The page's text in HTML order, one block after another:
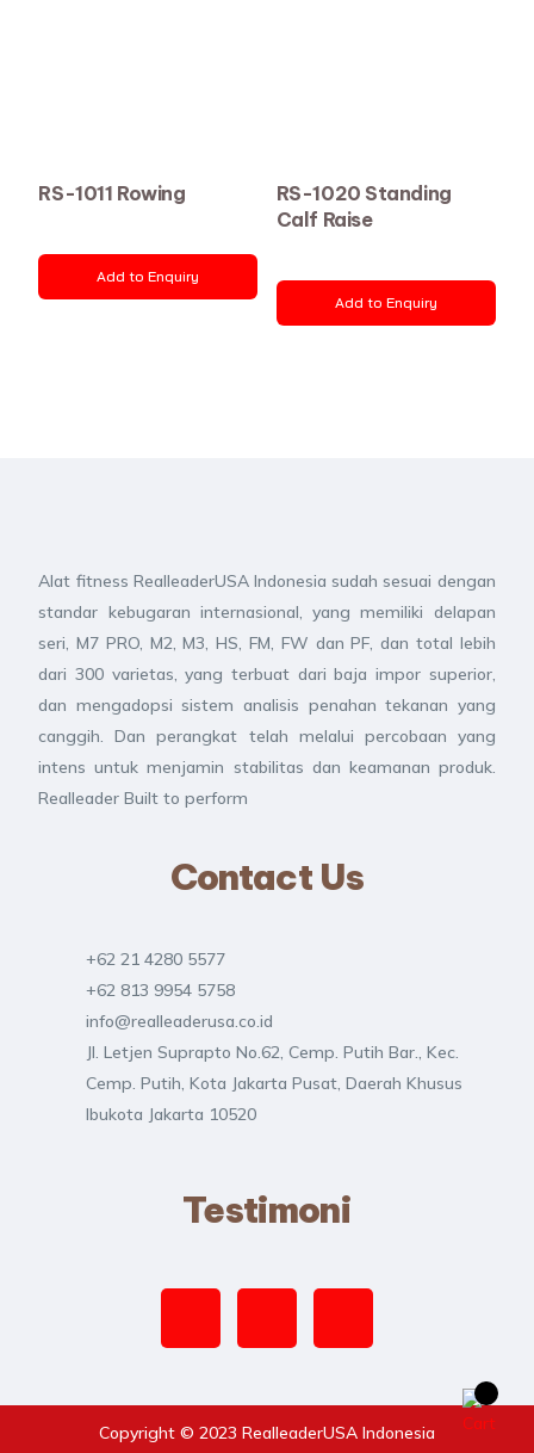
RS-1011 Rowing
Add to Enquiry
RS-1020 Standing
Calf Raise
Add to Enquiry
Alat fitness RealleaderUSA Indonesia sudah sesuai dengan
standar kebugaran internasional, yang memiliki delapan
seri, M7 PRO, M2, M3, HS, FM, FW dan PF, dan total lebih
dari 300 varietas, yang terbuat dari baja impor superior,
dan mengadopsi sistem analisis penahan tekanan yang
canggih. Dan perangkat telah melalui percobaan yang
intens untuk menjamin stabilitas dan keamanan produk.
Realleader Built to perform
Contact Us
+62 21 4280 5577
+62 813 9954 5758
info@realleaderusa.co.id
Jl. Letjen Suprapto No.62, Cemp. Putih Bar., Kec.
Cemp. Putih, Kota Jakarta Pusat, Daerah Khusus
Ibukota Jakarta 10520
Testimoni
Copyright © 2023 RealleaderUSA Indonesia